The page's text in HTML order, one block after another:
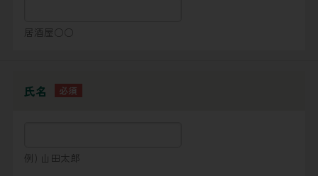
居酒屋○○
氏名
例) 山田太郎